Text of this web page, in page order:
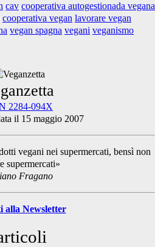
cav cooperativa autogestionada vegana
cooperativa vegan lavorare vegan
vegan spagna vegani veganismo
2284-094X
il 15 maggio 2007
vegani nei supermercati, bensì non
supermercati»
Fragano
alla Newsletter